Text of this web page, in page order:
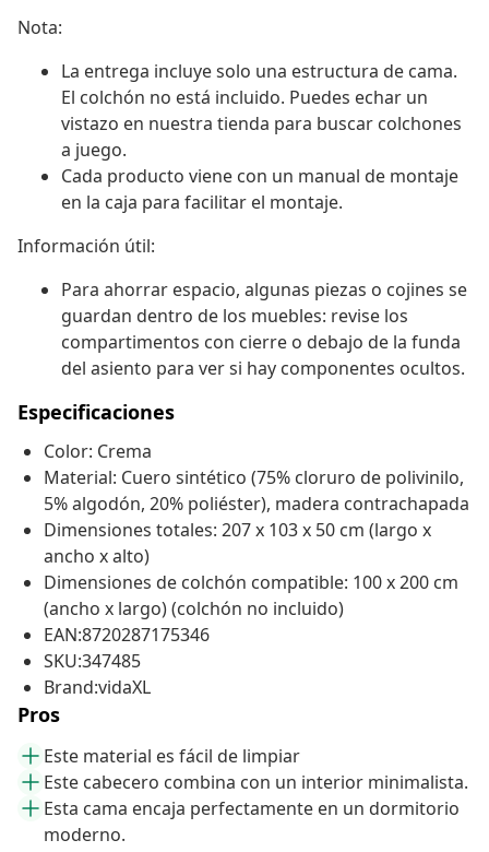
Nota:
La entrega incluye solo una estructura de cama.
El colchón no está incluido. Puedes echar un
vistazo en nuestra tienda para buscar colchones
a juego.
Cada producto viene con un manual de montaje
en la caja para facilitar el montaje.
Información útil:
Para ahorrar espacio, algunas piezas o cojines se
guardan dentro de los muebles: revise los
compartimentos con cierre o debajo de la funda
del asiento para ver si hay componentes ocultos.
Especificaciones
Color: Crema
Material: Cuero sintético (75% cloruro de polivinilo,
5% algodón, 20% poliéster), madera contrachapada
Dimensiones totales: 207 x 103 x 50 cm (largo x
ancho x alto)
Dimensiones de colchón compatible: 100 x 200 cm
(ancho x largo) (colchón no incluido)
EAN:8720287175346
SKU:347485
Brand:vidaXL
Pros
Este material es fácil de limpiar
Este cabecero combina con un interior minimalista.
Esta cama encaja perfectamente en un dormitorio
moderno.